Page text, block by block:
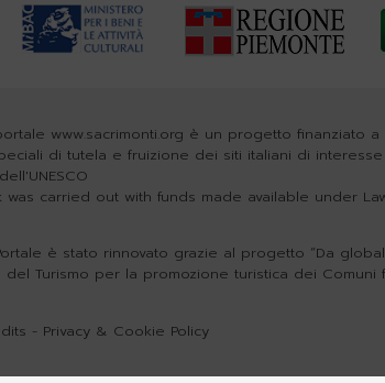
www.sacrimonti.org è un progetto finanziato
di tutela e fruizione dei siti italiani di
was carried out with funds made available under
è stato rinnovato grazie al progetto “Da
del Turismo per la promozione turistica dei
- Privacy & Cookie Policy